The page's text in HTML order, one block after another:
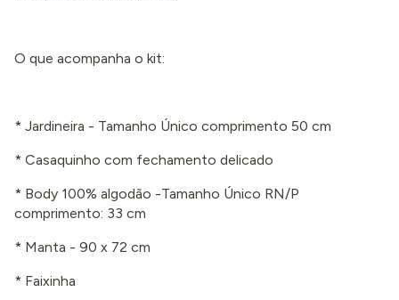
O que acompanha o kit:
* Jardineira - Tamanho Único comprimento 50 cm
* Casaquinho com fechamento delicado
* Body 100% algodão -Tamanho Único RN/P
comprimento: 33 cm
* Manta - 90 x 72 cm
* Faixinha